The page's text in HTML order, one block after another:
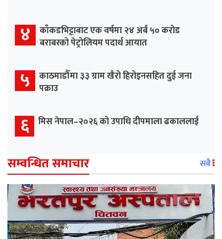
४
काँकडभिट्टाबाट एक वर्षमा २४ अर्ब ५० करोड
बराबरको पेट्रोलियम पदार्थ आयात
५
काठमाडौँमा ३३ ग्राम खैरो हिरोइनसहित दुई जना
पक्राउ
६ मिस नेपाल–२०२६ को उपाधि दीपमाला ढकाललाई
सम्वन्धित समाचार सबै